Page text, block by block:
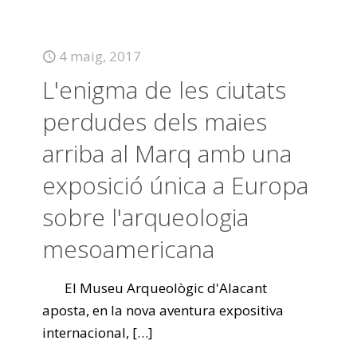
4 maig, 2017
L'enigma de les ciutats
perdudes dels maies
arriba al Marq amb una
exposició única a Europa
sobre l'arqueologia
mesoamericana
El Museu Arqueològic d'Alacant
aposta, en la nova aventura expositiva
internacional, […]